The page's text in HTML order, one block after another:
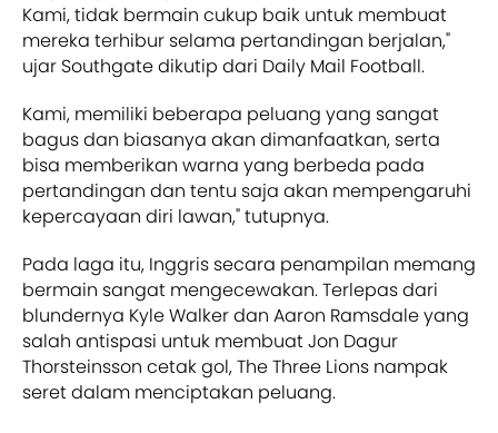
Kami, tidak bermain cukup baik untuk membuat
mereka terhibur selama pertandingan berjalan,"
ujar Southgate dikutip dari Daily Mail Football.
Kami, memiliki beberapa peluang yang sangat
bagus dan biasanya akan dimanfaatkan, serta
bisa memberikan warna yang berbeda pada
pertandingan dan tentu saja akan mempengaruhi
kepercayaan diri lawan," tutupnya.
Pada laga itu, Inggris secara penampilan memang
bermain sangat mengecewakan. Terlepas dari
blundernya Kyle Walker dan Aaron Ramsdale yang
salah antispasi untuk membuat Jon Dagur
Thorsteinsson cetak gol, The Three Lions nampak
seret dalam menciptakan peluang.